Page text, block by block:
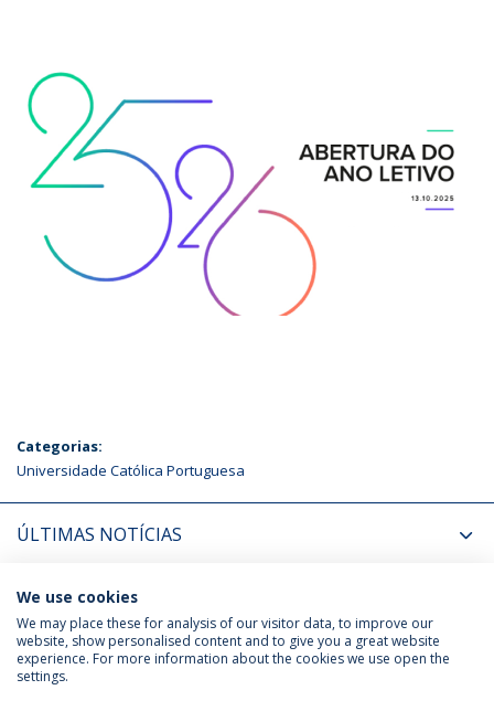
Categorias:
Universidade Católica Portuguesa
ÚLTIMAS NOTÍCIAS
PRÓXIMOS EVENTOS
Política de Privacidade
Termos & Condições
We use cookies
We may place these for analysis of our visitor data, to improve our
website, show personalised content and to give you a great website
experience. For more information about the cookies we use open the
settings.